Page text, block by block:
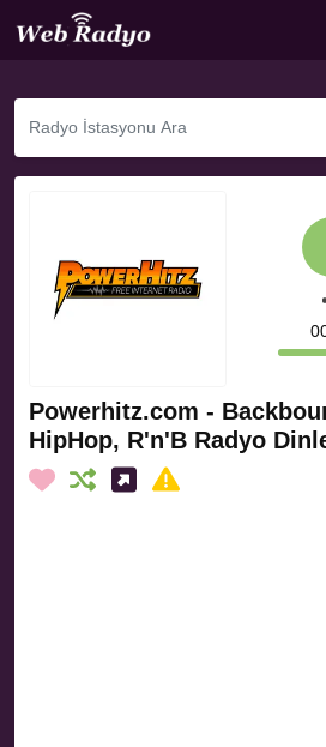
Powerhitz.com -
HipHop, R'n'B Radyo